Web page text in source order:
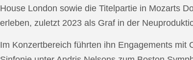
House London sowie die Titelpartie in Mozarts
erleben, zuletzt 2023 als Graf in der
Im Konzertbereich führten ihn Engagements mit